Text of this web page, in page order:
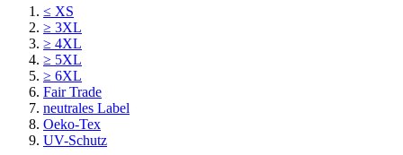
≤ XS
≥ 3XL
≥ 4XL
≥ 5XL
≥ 6XL
Fair Trade
neutrales Label
Oeko-Tex
UV-Schutz